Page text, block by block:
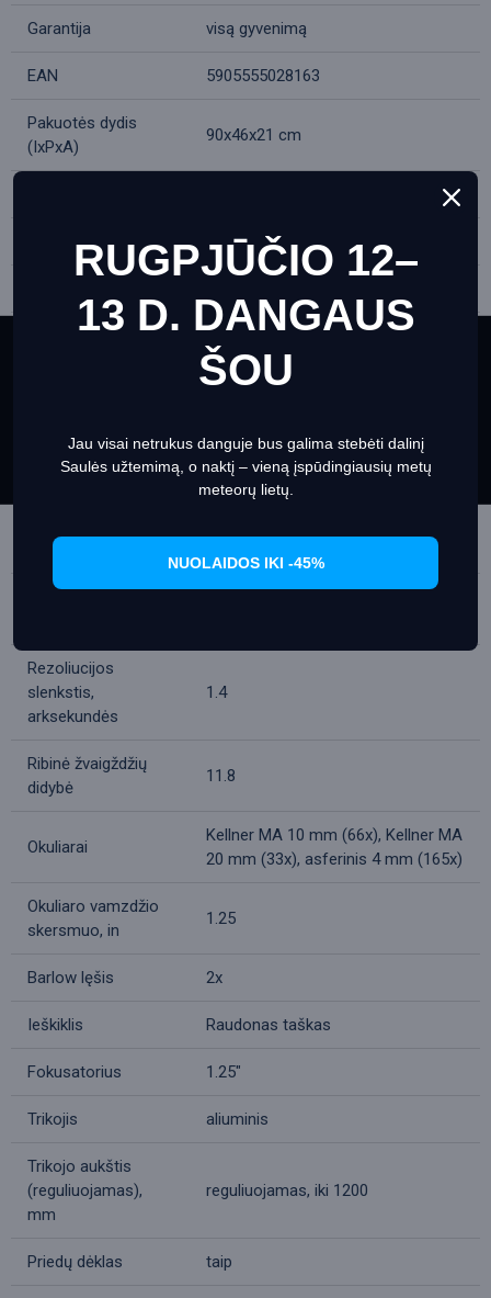
This website uses cookies to ensure you get the best
Set Prefrences Allow Cookies
Garantija visą gyvenimą
EAN 5905555028163
Pakuotės dydis
(IxPxA)
90x46x21 cm
Optinis dizainas refraktorius
Optikos danga daugiasluoksnė danga
Židinio nuotolis, mm 660
galia, x
180
Rezoliucijos
slenkstis,
arksekundės
1.4
Ribinė žvaigždžių
didybė
11.8
Okuliarai
Kellner MA 10 mm (66x), Kellner MA
20 mm (33x), asferinis 4 mm (165x)
Okuliaro vamzdžio
skersmuo, in
1.25
Barlow lęšis 2x
Ieškiklis Raudonas taškas
Fokusatorius 1.25"
Trikojis aliuminis
Trikojo aukštis
(reguliuojamas),
mm
reguliuojamas, iki 1200
Priedų dėklas taip
RUGPJŪČIO 12–
13 D. DANGAUS
ŠOU
Jau visai netrukus danguje bus galima stebėti dalinį
Saulės užtemimą, o naktį – vieną įspūdingiausių metų
meteorų lietų.
NUOLAIDOS IKI -45%